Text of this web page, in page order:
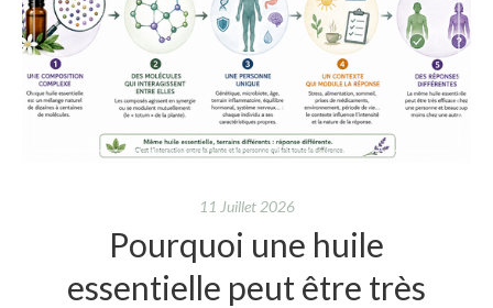
11 Juillet 2026
Pourquoi une huile
essentielle peut être très